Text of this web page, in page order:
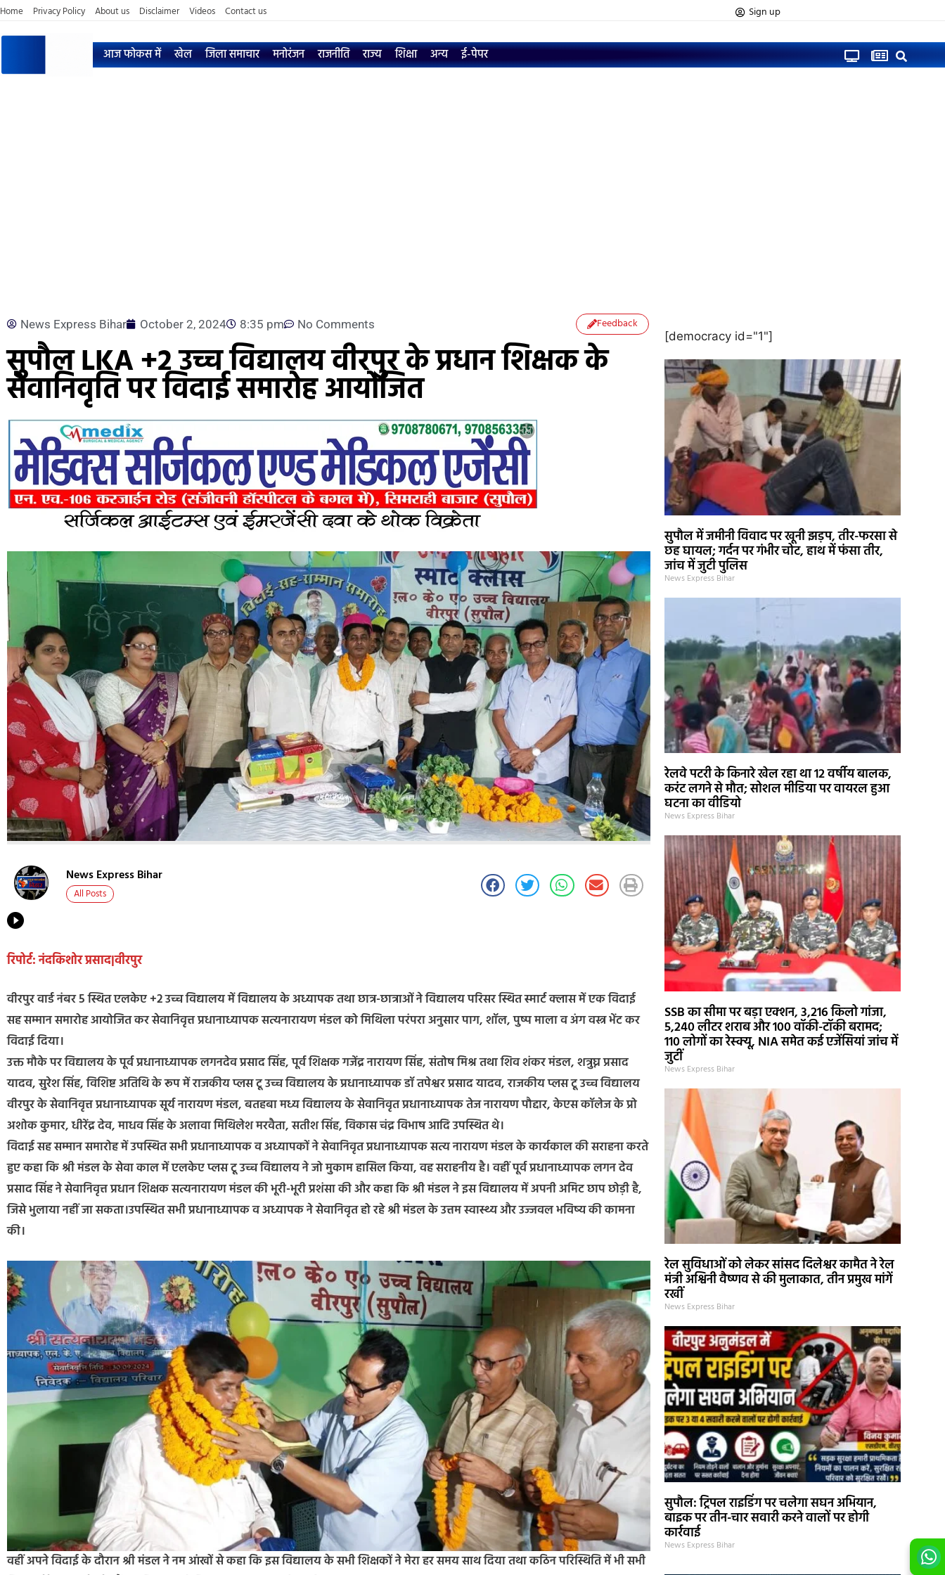
Home Privacy Policy About us Disclaimer Videos Contact us Sign up
आज फोकस में खेल जिला समाचार मनोरंजन राजनीति राज्य शिक्षा अन्य ई-पेपर
News Express Bihar October 2, 2024 8:35 pm No Comments Feedback
सुपौल LKA +2 उच्च विद्यालय वीरपुर के प्रधान शिक्षक के
सेवानिवृति पर विदाई समारोह आयोजित
News Express Bihar
All Posts
रिपोर्ट: नंदकिशोर प्रसाद|वीरपुर
वीरपुर वार्ड नंबर 5 स्थित एलकेए +2 उच्च विद्यालय में विद्यालय के अध्यापक तथा छात्र-छात्राओं ने विद्यालय परिसर स्थित स्मार्ट क्लास में एक विदाई
सह सम्मान समारोह आयोजित कर सेवानिवृत्त प्रधानाध्यापक सत्यनारायण मंडल को मिथिला परंपरा अनुसार पाग, शॉल, पुष्प माला व अंग वस्त्र भेंट कर
विदाई दिया।
उक्त मौके पर विद्यालय के पूर्व प्रधानाध्यापक लगनदेव प्रसाद सिंह, पूर्व शिक्षक गजेंद्र नारायण सिंह, संतोष मिश्र तथा शिव शंकर मंडल, शत्रुघ्न प्रसाद
यादव, सुरेश सिंह, विशिष्ट अतिथि के रूप में राजकीय प्लस टू उच्च विद्यालय के प्रधानाध्यापक डॉ तपेश्वर प्रसाद यादव, राजकीय प्लस टू उच्च विद्यालय
वीरपुर के सेवानिवृत्त प्रधानाध्यापक सूर्य नारायण मंडल, बतहबा मध्य विद्यालय के सेवानिवृत प्रधानाध्यापक तेज नारायण पौद्दार, केएस कॉलेज के प्रो
अशोक कुमार, धीरेंद्र देव, माधव सिंह के अलावा मिथिलेश मरवैता, सतीश सिंह, विकास चंद्र विभाष आदि उपस्थित थे।
विदाई सह सम्मान समारोह में उपस्थित सभी प्रधानाध्यापक व अध्यापकों ने सेवानिवृत प्रधानाध्यापक सत्य नारायण मंडल के कार्यकाल की सराहना करते
हुए कहा कि श्री मंडल के सेवा काल में एलकेए प्लस टू उच्च विद्यालय ने जो मुकाम हासिल किया, वह सराहनीय है। वहीं पूर्व प्रधानाध्यापक लगन देव
प्रसाद सिंह ने सेवानिवृत्त प्रधान शिक्षक सत्यनारायण मंडल की भूरी-भूरी प्रशंसा की और कहा कि श्री मंडल ने इस विद्यालय में अपनी अमिट छाप छोड़ी है,
जिसे भुलाया नहीं जा सकता।उपस्थित सभी प्रधानाध्यापक व अध्यापक ने सेवानिवृत हो रहे श्री मंडल के उत्तम स्वास्थ्य और उज्जवल भविष्य की कामना
की।
वहीं अपने विदाई के दौरान श्री मंडल ने नम आंखों से कहा कि इस विद्यालय के सभी शिक्षकों ने मेरा हर समय साथ दिया तथा कठिन परिस्थिति में भी सभी
[democracy id="1"]
सुपौल में जमीनी विवाद पर खूनी झड़प, तीर-फरसा से
छह घायल; गर्दन पर गंभीर चोट, हाथ में फंसा तीर,
जांच में जुटी पुलिस
News Express Bihar
रेलवे पटरी के किनारे खेल रहा था 12 वर्षीय बालक,
करंट लगने से मौत; सोशल मीडिया पर वायरल हुआ
घटना का वीडियो
News Express Bihar
SSB का सीमा पर बड़ा एक्शन, 3,216 किलो गांजा,
5,240 लीटर शराब और 100 वॉकी-टॉकी बरामद;
110 लोगों का रेस्क्यू, NIA समेत कई एजेंसियां जांच में
जुटीं
News Express Bihar
रेल सुविधाओं को लेकर सांसद दिलेश्वर कामैत ने रेल
मंत्री अश्विनी वैष्णव से की मुलाकात, तीन प्रमुख मांगें
रखीं
News Express Bihar
सुपौल: ट्रिपल राइडिंग पर चलेगा सघन अभियान,
बाइक पर तीन-चार सवारी करने वालों पर होगी
कार्रवाई
News Express Bihar